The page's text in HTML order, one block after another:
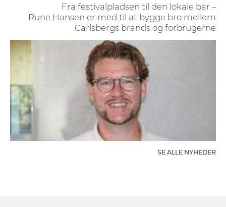
Fra festivalpladsen til den lokale bar –
Rune Hansen er med til at bygge bro mellem
Carlsbergs brands og forbrugerne
SE ALLE NYHEDER